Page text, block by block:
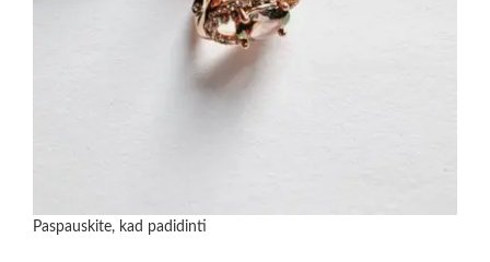
Paspauskite, kad padidinti